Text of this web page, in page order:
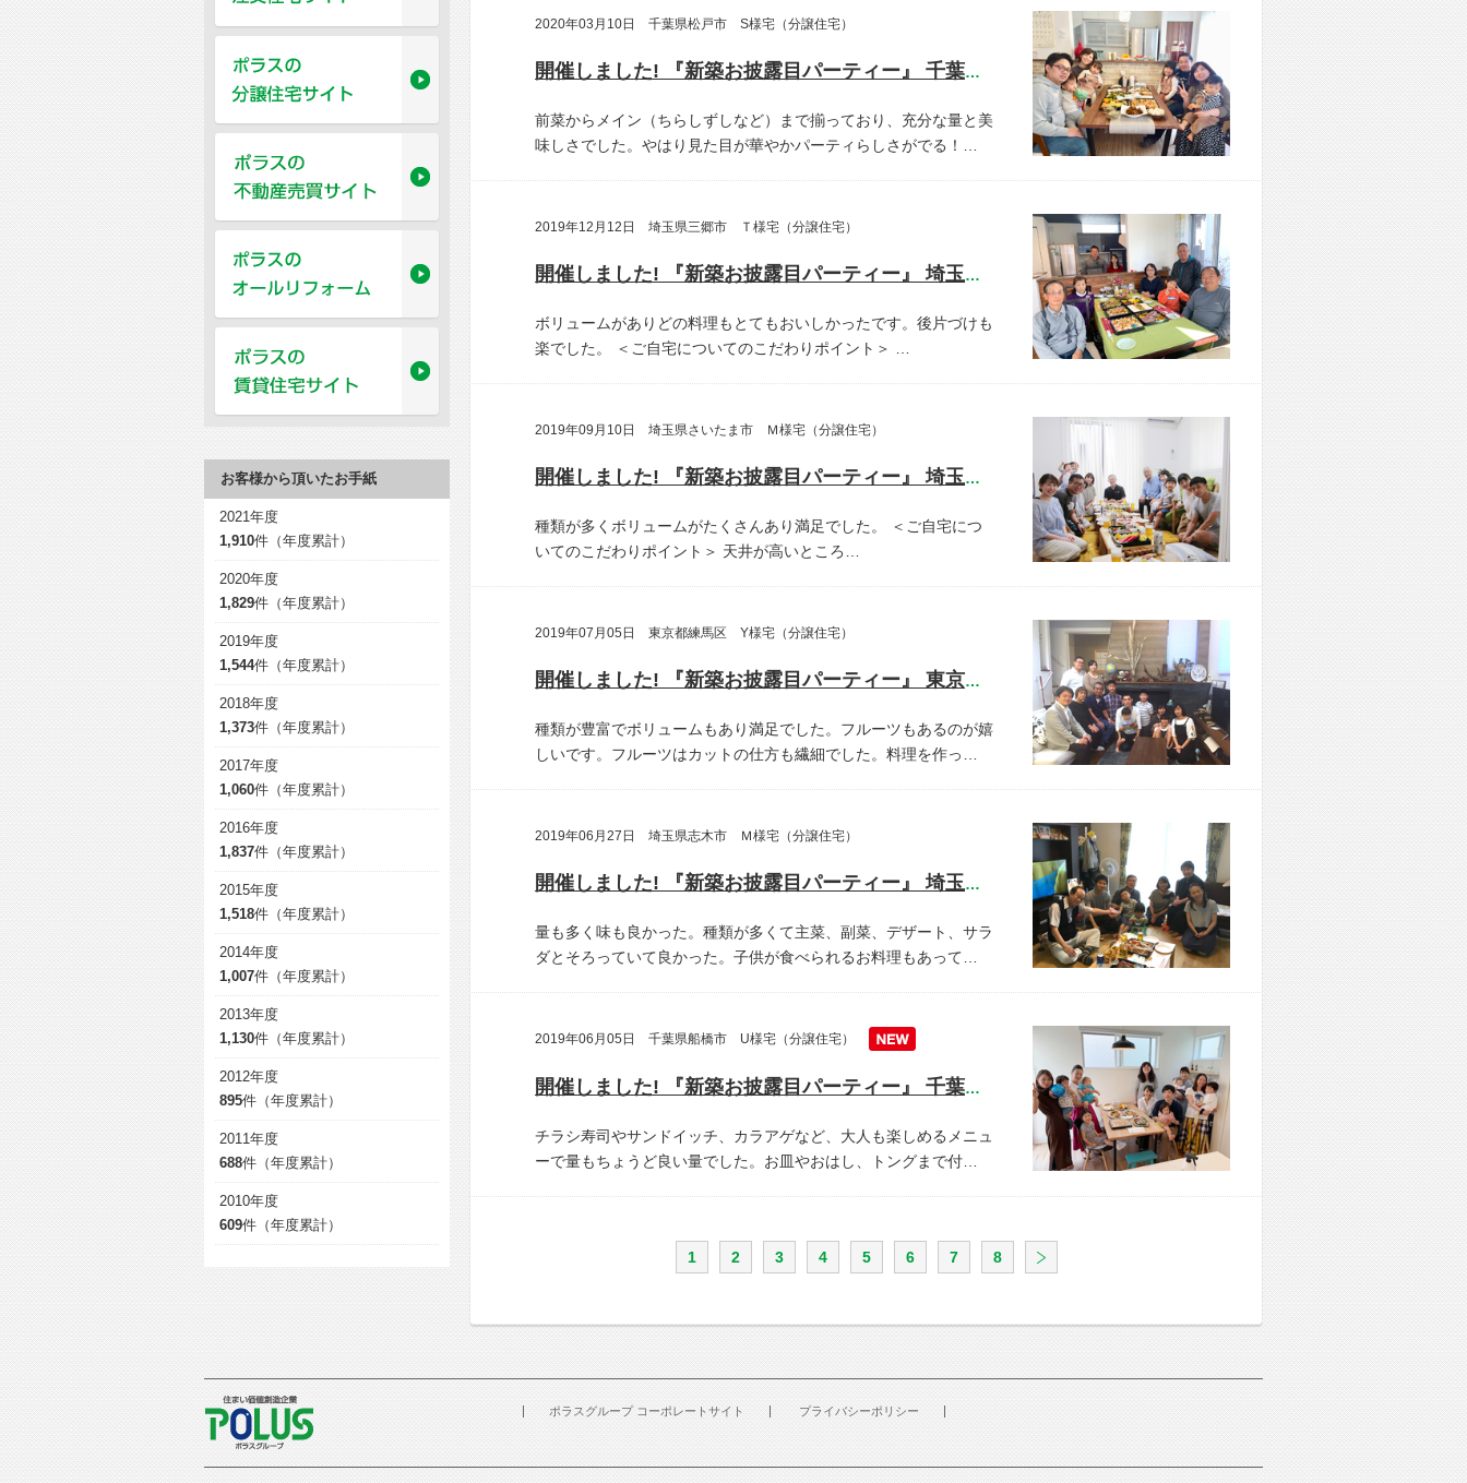
2020年03月10日 千葉県松戸市 S様宅（分譲住宅）
開催しました! 『新築お披露目パーティー』 千葉県松戸市 S様宅
前菜からメイン（ちらしずしなど）まで揃っており、充分な量と美
味しさでした。やはり見た目が華やかパーティらしさがでる！…
2019年12月12日 埼玉県三郷市 Ｔ様宅（分譲住宅）
開催しました! 『新築お披露目パーティー』 埼玉県三郷市 T様宅
ボリュームがありどの料理もとてもおいしかったです。後片づけも
楽でした。
＜ご自宅についてのこだわりポイント＞
2019年09月10日 埼玉県さいたま市 Ｍ様宅（分譲住宅）
開催しました! 『新築お披露目パーティー』 埼玉県さいたま市 M様宅
種類が多くボリュームがたくさんあり満足でした。
＜ご自宅につ
いてのこだわりポイント＞ 天井が高いところ…
2019年07月05日 東京都練馬区 Y様宅（分譲住宅）
開催しました! 『新築お披露目パーティー』 東京都練馬区 Y様宅
種類が豊富でボリュームもあり満足でした。フルーツもあるのが嬉
しいです。フルーツはカットの仕方も繊細でした。料理を作っ…
2019年06月27日 埼玉県志木市 Ｍ様宅（分譲住宅）
開催しました! 『新築お披露目パーティー』 埼玉県志木市 M様宅
量も多く味も良かった。種類が多くて主菜、副菜、デザート、サラ
ダとそろっていて良かった。子供が食べられるお料理もあって…
2019年06月05日 千葉県船橋市 U様宅（分譲住宅）
開催しました! 『新築お披露目パーティー』 千葉県船橋市 U様宅
チラシ寿司やサンドイッチ、カラアゲなど、大人も楽しめるメニュ
ーで量もちょうど良い量でした。お皿やおはし、トングまで付…
1 2 3 4 5 6 7 8
お客様から頂いたお手紙
2021年度
1,910件（年度累計）
2020年度
1,829件（年度累計）
2019年度
1,544件（年度累計）
2018年度
1,373件（年度累計）
2017年度
1,060件（年度累計）
2016年度
1,837件（年度累計）
2015年度
1,518件（年度累計）
2014年度
1,007件（年度累計）
2013年度
1,130件（年度累計）
2012年度
895件（年度累計）
2011年度
688件（年度累計）
2010年度
609件（年度累計）
ポラスグループ コーポレートサイト
プライバシーポリシー